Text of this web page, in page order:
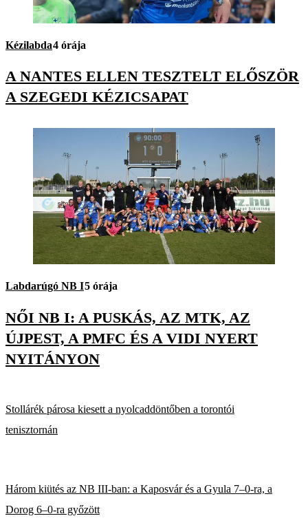
Kézilabda4 órája
A NANTES ELLEN TESZTELT ELŐSZÖR
A SZEGEDI KÉZICSAPAT
Labdarúgó NB I5 órája
NŐI NB I: A PUSKÁS, AZ MTK, AZ
ÚJPEST, A PMFC ÉS A VIDI NYERT
NYITÁNYON
Stollárék párosa kiesett a nyolcaddöntőben a torontói
tenisztornán
Három kiütés az NB III-ban: a Kaposvár és a Gyula 7–0-ra, a
Dorog 6–0-ra győzött